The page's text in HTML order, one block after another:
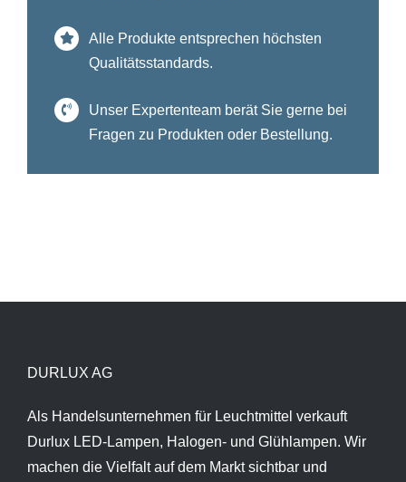
Alle Produkte entsprechen höchsten
Qualitätsstandards.
Unser Expertenteam berät Sie gerne bei
Fragen zu Produkten oder Bestellung.
DURLUX AG
Als Handelsunternehmen für Leuchtmittel verkauft
Durlux LED-Lampen, Halogen- und Glühlampen. Wir
machen die Vielfalt auf dem Markt sichtbar und